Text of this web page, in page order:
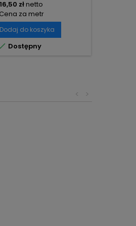
16,50 złnetto
Cena za metr
Dodaj do koszyka
Dostępny
>
<